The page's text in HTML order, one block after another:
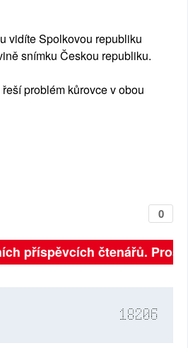
vidíte Spolkovou republiku
snímku Českou republiku.
problém kůrovce v obou
0
příspěvcích čtenářů.
18206